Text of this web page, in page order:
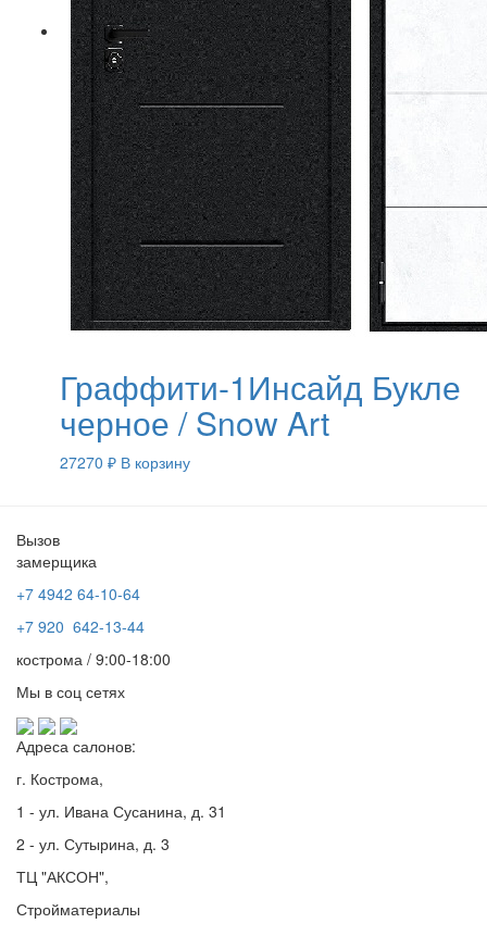
Граффити-1Инсайд Букле
черное / Snow Art
27270 ₽ В корзину
Вызов
замерщика
+7 4942 64-10-64
+7 920 642-13-44
кострома / 9:00-18:00
Мы в соц сетях
Адреса салонов:
г. Кострома,
1 - ул. Ивана Сусанина, д. 31
2 - ул. Сутырина, д. 3
ТЦ "АКСОН",
Стройматериалы